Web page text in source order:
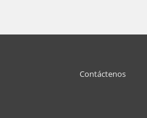
Contáctenos